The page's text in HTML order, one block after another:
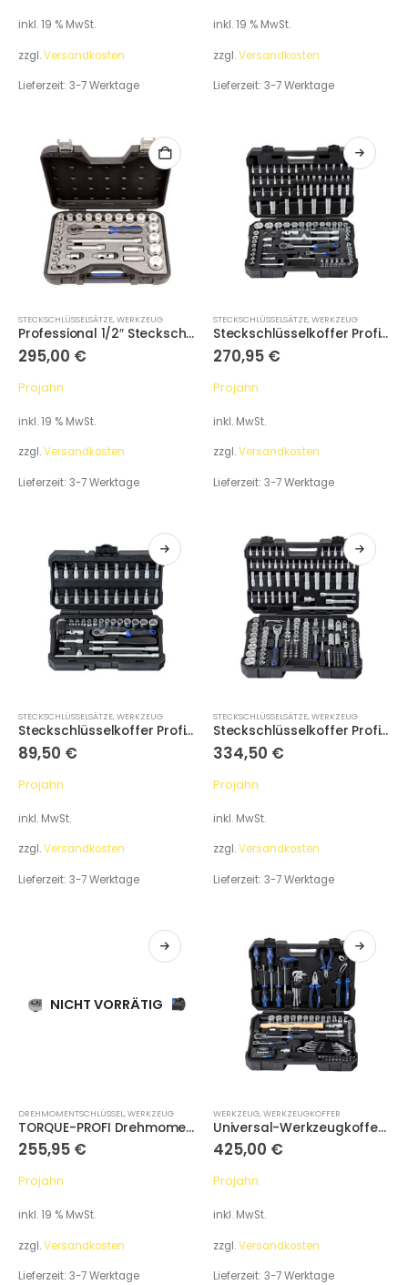
inkl. 19 % MwSt.
zzgl.Versandkosten
Lieferzeit: 3-7 Werktage
inkl. 19 % MwSt.
zzgl.Versandkosten
Lieferzeit: 3-7 Werktage
STECKSCHLÜSSELSÄTZE,WERKZEUG
Professional 1/2″ Steckschlüssel-Koffer 30-tlg
295,00 €
Projahn
inkl. 19 % MwSt.
zzgl.Versandkosten
Lieferzeit: 3-7 Werktage
STECKSCHLÜSSELSÄTZE,WERKZEUG
Steckschlüsselkoffer Proficraft metrisch 6-kant 6,3 / 1/4″ + 12,5 / 1/2″ 108-tlg.
270,95 €
Projahn
inkl. MwSt.
zzgl.Versandkosten
Lieferzeit: 3-7 Werktage
STECKSCHLÜSSELSÄTZE,WERKZEUG
Steckschlüsselkoffer Proficraft metrisch 6-kant 6,3 / 1/4″ 46-tlg.
89,50 €
Projahn
inkl. MwSt.
zzgl.Versandkosten
Lieferzeit: 3-7 Werktage
STECKSCHLÜSSELSÄTZE,WERKZEUG
Steckschlüsselkoffer Proficraft metrisch 6-kant 6,3 / 1/4″+10 / 3/8″+12,5 / 1/2″ 182-tlg.
334,50 €
Projahn
inkl. MwSt.
zzgl.Versandkosten
Lieferzeit: 3-7 Werktage
NICHT VORRÄTIG
DREHMOMENTSCHLÜSSEL,WERKZEUG
TORQUE-PROFI Drehmomentschlüssel 6,3 / 1/4″ Einweg 5 – 25 Nm
255,95 €
Projahn
inkl. 19 % MwSt.
zzgl.Versandkosten
Lieferzeit: 3-7 Werktage
WERKZEUG,WERKZEUGKOFFER
Universal-Werkzeugkoffer 1/4″ + 1/2″ 98-tlg.
425,00 €
Projahn
inkl. MwSt.
zzgl.Versandkosten
Lieferzeit: 3-7 Werktage